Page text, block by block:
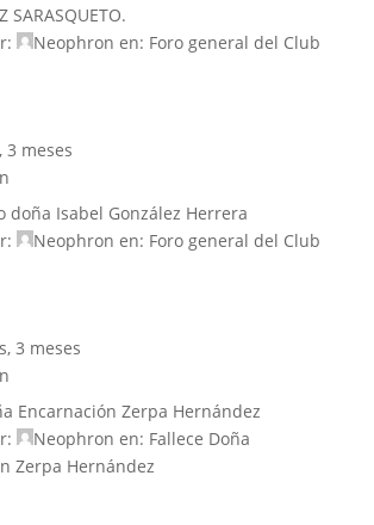
SARASQUETO.
Neophron en: Foro general del Club
3 meses
doña Isabel González Herrera
Neophron en: Foro general del Club
3 meses
Encarnación Zerpa Hernández
Neophron en: Fallece Doña
Zerpa Hernández